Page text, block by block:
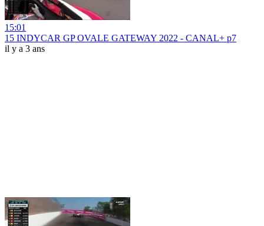
15:01
15 INDYCAR GP OVALE GATEWAY 2022 - CANAL+ p7
il y a 3 ans